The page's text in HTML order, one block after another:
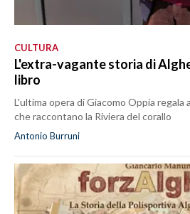
CULTURA
L'extra-vagante storia di
libro
L'ultima opera di Giacomo Oppia
che raccontano la Riviera del corallo
Antonio Burruni